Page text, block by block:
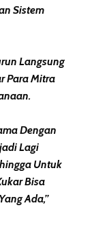
Sistem
Langsung
Para Mitra
Dengan
Lagi
Untuk
Bisa
Ada,”